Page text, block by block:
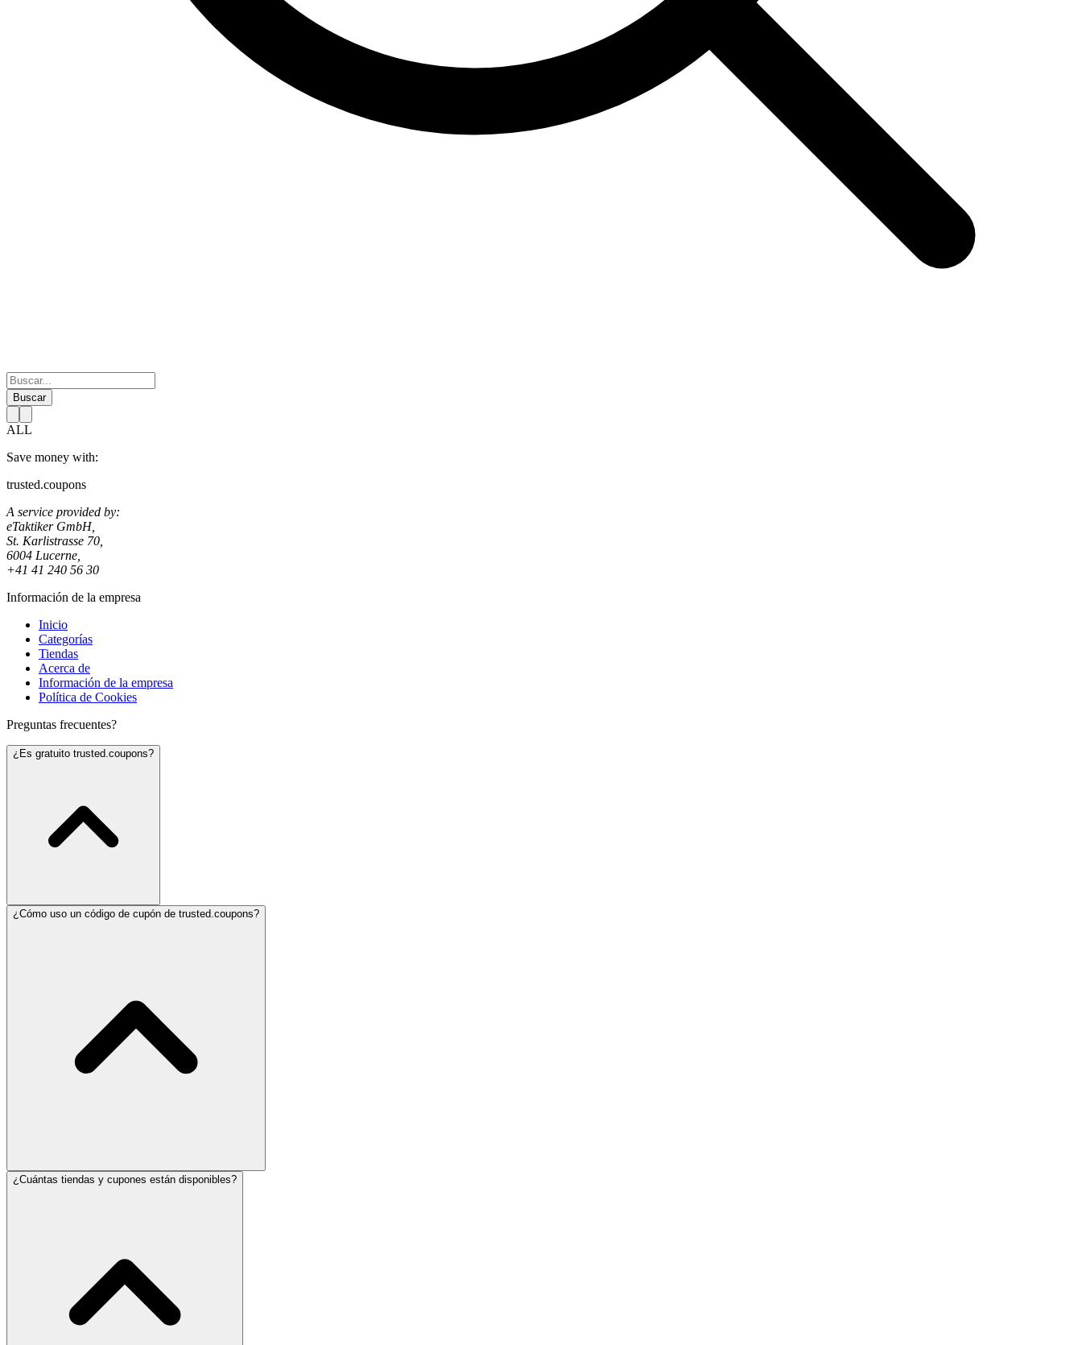
Buscar
ALL
Save money with:
trusted.coupons
A service provided by:
eTaktiker GmbH,
St. Karlistrasse 70,
6004 Lucerne,
+41 41 240 56 30
Información de la empresa
Inicio
Categorías
Tiendas
Acerca de
Información de la empresa
Política de Cookies
Preguntas frecuentes?
¿Es gratuito trusted.coupons?
¿Cómo uso un código de cupón de trusted.coupons?
¿Cuántas tiendas y cupones están disponibles?